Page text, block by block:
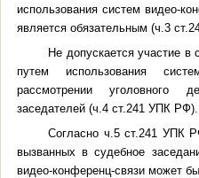
использования систем видео-
является обязательным (ч.3
Не допускается участие в
путем использования
рассмотрении
заседателей (ч.4 ст.241 УПК РФ).
Согласно ч.5 ст.241 УПК
вызванных в судебное
видео-конференц-связи может